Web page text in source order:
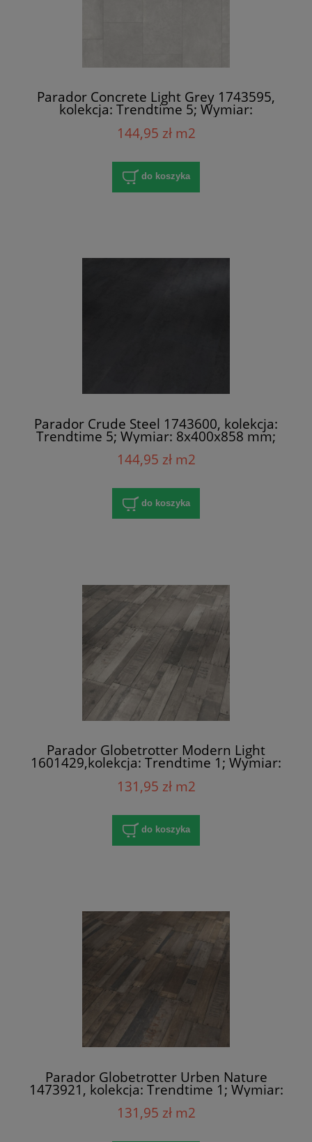
Parador Concrete Light Grey 1743595,
kolekcja: Trendtime 5; Wymiar:
8x400x858 mm; AC4/32; V-Fuga x 4
144,95 zł m2
do koszyka
Parador Crude Steel 1743600, kolekcja:
Trendtime 5; Wymiar: 8x400x858 mm;
AC4/32; V-Fuga x 4
144,95 zł m2
do koszyka
Parador Globetrotter Modern Light
1601429,kolekcja: Trendtime 1; Wymiar:
8x158x1285 mm; AC4/32; V-Fuga x 4
131,95 zł m2
do koszyka
Parador Globetrotter Urben Nature
1473921, kolekcja: Trendtime 1; Wymiar:
8x158x1285 mm; AC4/32; V-Fuga x 4
131,95 zł m2